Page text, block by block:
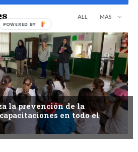
ALL MÁS
la prevención de la
en todo el